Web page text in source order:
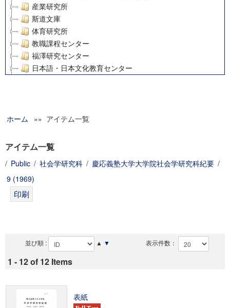
産業研究所
斯道文庫
体育研究所
教職課程センター
福澤研究センター
日本語・日本文化教育センター
グローバルリサーチインスティテュート
科学研究費補助金研究成果報告書
慶應義塾大学グローバルCOEプログラム市民社会ガバナンス
慶應義塾大学グローバルCOEプログラム論理と感性の先端的
学術雑誌掲載論文等(8)
ホーム »» アイテム一覧
アイテム一覧
/ Public / 社会学研究科 / 慶応義塾大学大学院社会学研究科紀要 /
9 (1969)
並び順 : ▲ ▼ 表示件数：
1 - 12 of 12 Items
表紙